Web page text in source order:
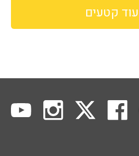
עוד קטעים